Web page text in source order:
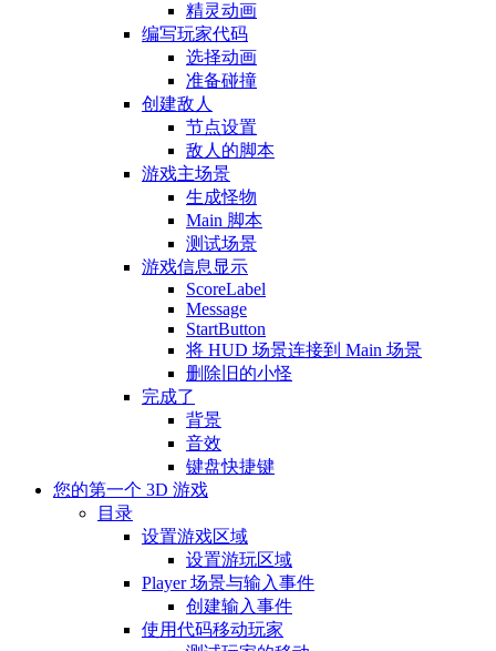
精灵动画
编写玩家代码
选择动画
准备碰撞
创建敌人
节点设置
敌人的脚本
游戏主场景
生成怪物
Main 脚本
测试场景
游戏信息显示
ScoreLabel
Message
StartButton
将 HUD 场景连接到 Main 场景
删除旧的小怪
完成了
背景
音效
键盘快捷键
您的第一个 3D 游戏
目录
设置游戏区域
设置游玩区域
Player 场景与输入事件
创建输入事件
使用代码移动玩家